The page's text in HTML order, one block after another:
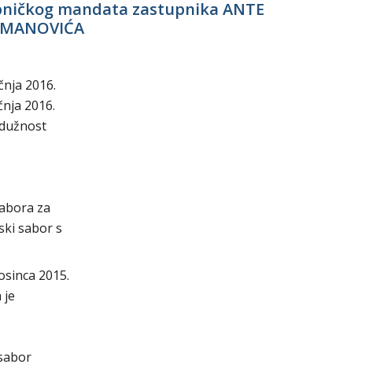
mandata zastupnika ANTE
2016.
2016.
za
sabor s
2015.
je